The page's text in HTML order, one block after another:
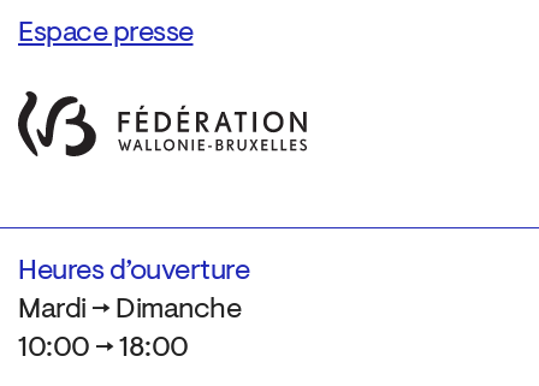
Espace presse
Heures d’ouverture
Mardi → Dimanche
10:00 → 18:00